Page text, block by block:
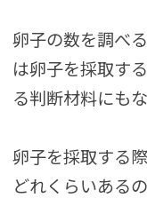
卵子の数を調べ
は卵子を採取す
る判断材料にもな
卵子を採取する
どれくらいある